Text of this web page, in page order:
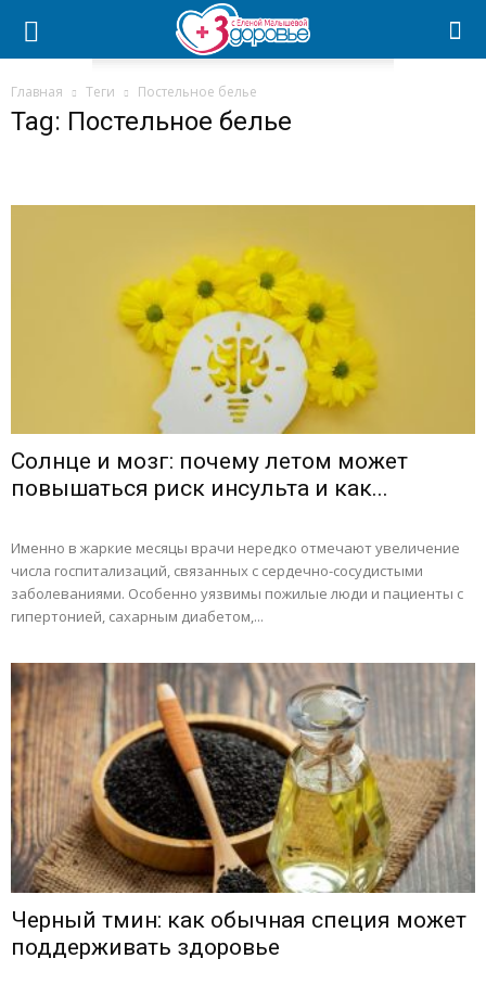
Главная Теги Постельное белье
Tag: Постельное белье
Солнце и мозг: почему летом может
повышаться риск инсульта и как...
Именно в жаркие месяцы врачи нередко отмечают увеличение
числа госпитализаций, связанных с сердечно-сосудистыми
заболеваниями. Особенно уязвимы пожилые люди и пациенты с
гипертонией, сахарным диабетом,...
Черный тмин: как обычная специя может
поддерживать здоровье